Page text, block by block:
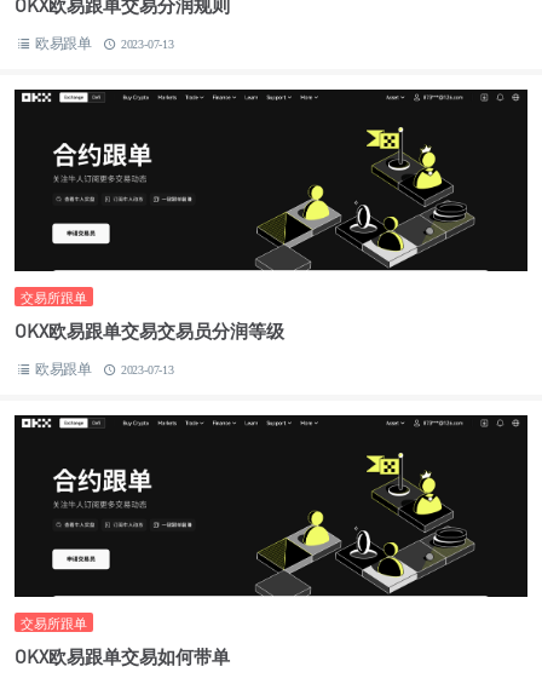
OKX欧易跟单交易分润规则
欧易跟单 2023-07-13
交易所跟单
OKX欧易跟单交易交易员分润等级
欧易跟单 2023-07-13
交易所跟单
OKX欧易跟单交易如何带单